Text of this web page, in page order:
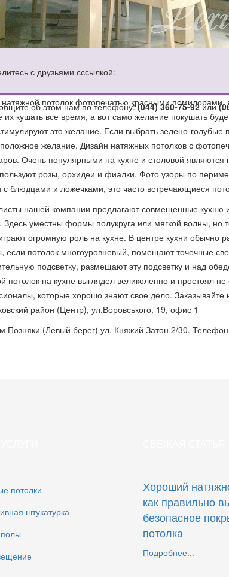
с друзьями сссылкой:
об этом нам по телефону:(044) 360-75-92или
натяжной потолок фотопечатью красными
их кушать все время, а вот само желание покушать
это желание. Если выбрать зелено-
желание. Дизайн натяжных потолков с
Очень популярными на кухне и столовой
розы, орхидеи и фиалки. Фото узоры по
с блюдцами и ложечками, это часто встречающиеся
нашей компании предлагают совмещенные кухню
Здесь уместны формы полукруга или мягкой волны,
огромную роль на кухне. В центре кухни обычно
если потолок многоуровневый, помещают точечные
подсветку, размещают эту подсветку и над
потолок на кухне выглядел великолепно и простоял
которые хорошо знают свое дело.
район (Центр), ул.Воровського, 19, офис 1
Позняки (Левый берег) ул. Княжий Затон 2/30.
потолки
штукатурка
Хороший
как правильно
безопасное
потолка
Подробнее...